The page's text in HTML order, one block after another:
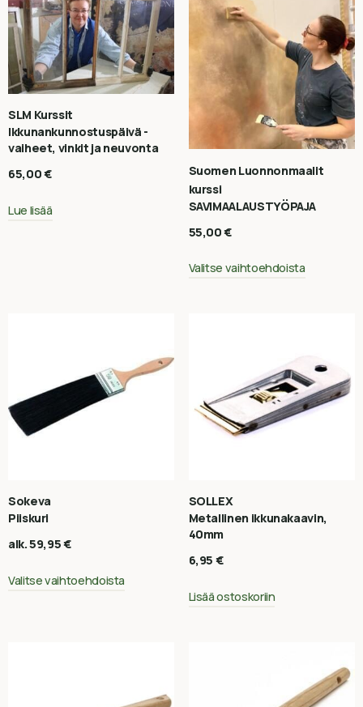
SLM Kurssit
Ikkunankunnostuspäivä -
vaiheet, vinkit ja neuvonta
65,00€
Lue lisää
Suomen Luonnonmaalit
kurssi
SAVIMAALAUSTYÖPAJA
55,00€
Valitse vaihtoehdoista
Sokeva
Piiskuri
alk.59,95€
Valitse vaihtoehdoista
SOLLEX
Metallinen ikkunakaavin,
40mm
6,95 €
Lisää ostoskoriin